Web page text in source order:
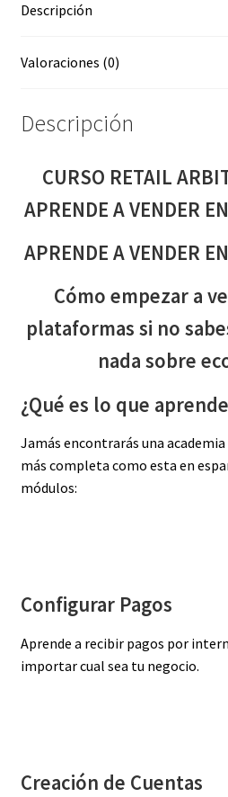
AMAZON
EBAY
Descripción
Valoraciones (0)
Descripción
CURSO RETAIL
APRENDE A VENDER
APRENDE A VENDER
Cómo empezar a
plataformas si no
nada sobre
¿Qué es lo que
Jamás encontrarás una
más completa como esta en
módulos:
Configurar Pagos
Aprende a recibir pagos por
importar cual sea tu negocio.
Creación de Cuentas